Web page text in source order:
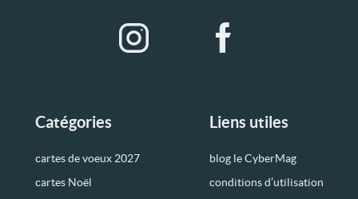
Catégories
cartes de voeux 2027
cartes Noël
Liens utiles
blog le CyberMag
conditions d’utilisation